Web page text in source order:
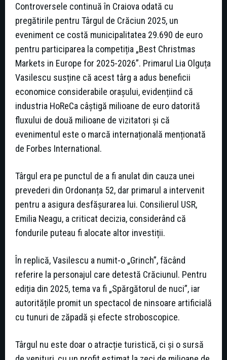
Controversele continuă în Craiova odată cu
pregătirile pentru Târgul de Crăciun 2025, un
eveniment ce costă municipalitatea 29.690 de euro
pentru participarea la competiția „Best Christmas
Markets in Europe for 2025-2026”. Primarul Lia Olguța
Vasilescu susține că acest târg a adus beneficii
economice considerabile orașului, evidențiind că
industria HoReCa câștigă milioane de euro datorită
fluxului de două milioane de vizitatori și că
evenimentul este o marcă internațională menționată
de Forbes International.
Târgul era pe punctul de a fi anulat din cauza unei
prevederi din Ordonanța 52, dar primarul a intervenit
pentru a asigura desfășurarea lui. Consilierul USR,
Emilia Neagu, a criticat decizia, considerând că
fondurile puteau fi alocate altor investiții.
În replică, Vasilescu a numit-o „Grinch”, făcând
referire la personajul care detestă Crăciunul. Pentru
ediția din 2025, tema va fi „Spărgătorul de nuci”, iar
autoritățile promit un spectacol de ninsoare artificială
cu tunuri de zăpadă și efecte stroboscopice.
Târgul nu este doar o atracție turistică, ci și o sursă